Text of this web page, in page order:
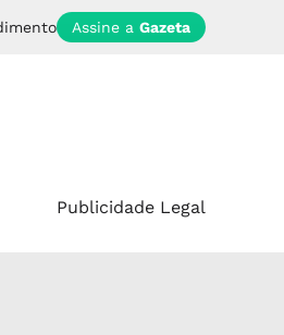
Assine a Gazeta
Publicidade Legal